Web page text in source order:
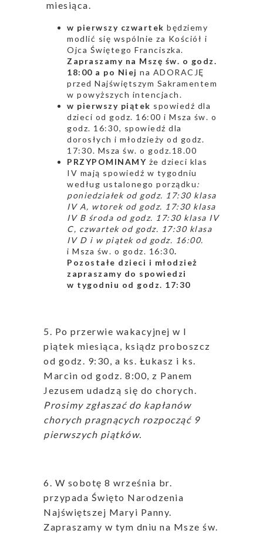
miesiąca.
w pierwszy czwartek będziemy
modlić się wspólnie za Kościół i
Ojca Świętego Franciszka.
Zapraszamy na Mszę św. o godz.
18:00 a po Niej na ADORACJĘ
przed Najświętszym Sakramentem
w powyższych intencjach.
w pierwszy piątek spowiedź dla
dzieci od godz. 16:00 i Msza św. o
godz. 16:30, spowiedź dla
dorosłych i młodzieży od godz.
17:30. Msza św. o godz.18.00
PRZYPOMINAMY że dzieci klas
IV mają spowiedź w tygodniu
według ustalonego porządku:
poniedziałek od godz. 17:30 klasa
IV A, wtorek od godz. 17:30 klasa
IV B środa od godz. 17:30 klasa IV
C, czwartek od godz. 17:30 klasa
IV D i w piątek od godz. 16:00.
i Msza św. o godz. 16:30.
Pozostałe dzieci i młodzież
zapraszamy do spowiedzi
w tygodniu od godz. 17:30
5. Po przerwie wakacyjnej w I
piątek miesiąca, ksiądz proboszcz
od godz. 9:30, a ks. Łukasz i ks.
Marcin od godz. 8:00, z Panem
Jezusem udadzą się do chorych.
Prosimy zgłaszać do kapłanów
chorych pragnących rozpocząć 9
pierwszych piątków.
6. W sobotę 8 września br.
przypada Święto Narodzenia
Najświętszej Maryi Panny.
Zapraszamy w tym dniu na Msze św.